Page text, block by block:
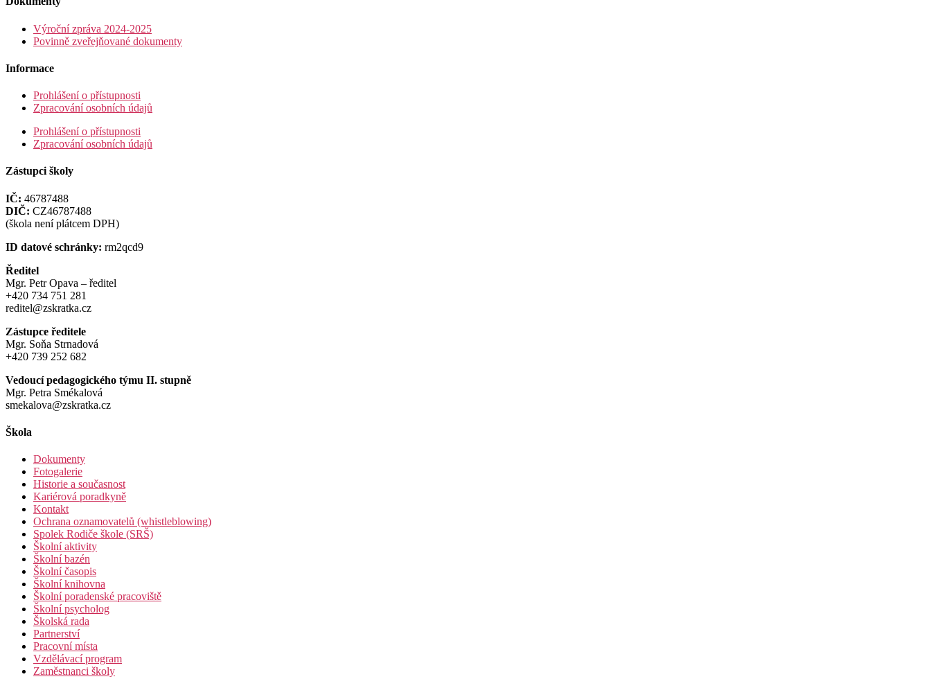
Výroční zpráva 2024-2025
Povinně zveřejňované dokumenty
Informace
Prohlášení o přístupnosti
Zpracování osobních údajů
Prohlášení o přístupnosti
Zpracování osobních údajů
Zástupci školy
IČ: 46787488
DIČ: CZ46787488
(škola není plátcem DPH)
ID datové schránky: rm2qcd9
Ředitel
Mgr. Petr Opava – ředitel
+420 734 751 281
reditel@zskratka.cz
Zástupce ředitele
Mgr. Soňa Strnadová
+420 739 252 682
Vedoucí pedagogického týmu II. stupně
Mgr. Petra Smékalová
smekalova@zskratka.cz
Škola
Dokumenty
Fotogalerie
Historie a současnost
Kariérová poradkyně
Kontakt
Ochrana oznamovatelů (whistleblowing)
Spolek Rodiče škole (SRŠ)
Školní aktivity
Školní bazén
Školní časopis
Školní knihovna
Školní poradenské pracoviště
Školní psycholog
Školská rada
Partnerství
Pracovní místa
Vzdělávací program
Zaměstnanci školy